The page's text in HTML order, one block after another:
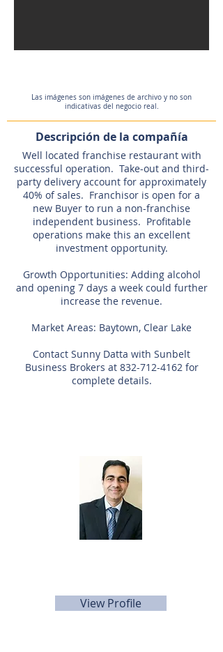
Las imágenes son imágenes de archivo y no son
indicativas del negocio real.
Descripción de la compañía
Well located franchise restaurant with
successful operation. Take-out and third-
party delivery account for approximately
40% of sales. Franchisor is open for a
new Buyer to run a non-franchise
independent business. Profitable
operations make this an excellent
investment opportunity.
Growth Opportunities: Adding alcohol
and opening 7 days a week could further
increase the revenue.
Market Areas: Baytown, Clear Lake
Contact Sunny Datta with Sunbelt
Business Brokers at 832-712-4162for
complete details.
View Profile